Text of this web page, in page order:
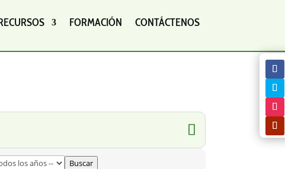
FORMACIÓN CONTÁCTENOS
Buscar